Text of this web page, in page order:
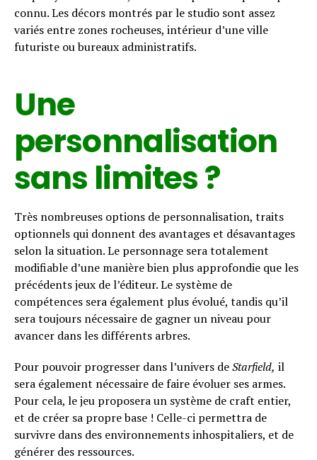
connu. Les décors montrés par le studio sont assez
variés entre zones rocheuses, intérieur d’une ville
futuriste ou bureaux administratifs.
Une
personnalisation
sans limites ?
Très nombreuses options de personnalisation, traits
optionnels qui donnent des avantages et désavantages
selon la situation. Le personnage sera totalement
modifiable d’une manière bien plus approfondie que les
précédents jeux de l’éditeur. Le système de
compétences sera également plus évolué, tandis qu’il
sera toujours nécessaire de gagner un niveau pour
avancer dans les différents arbres.
Pour pouvoir progresser dans l’univers deStarfield, il
sera également nécessaire de faire évoluer ses armes.
Pour cela, le jeu proposera un système de craft entier,
et de créer sa propre base ! Celle-ci permettra de
survivre dans des environnements inhospitaliers, et de
générer des ressources.